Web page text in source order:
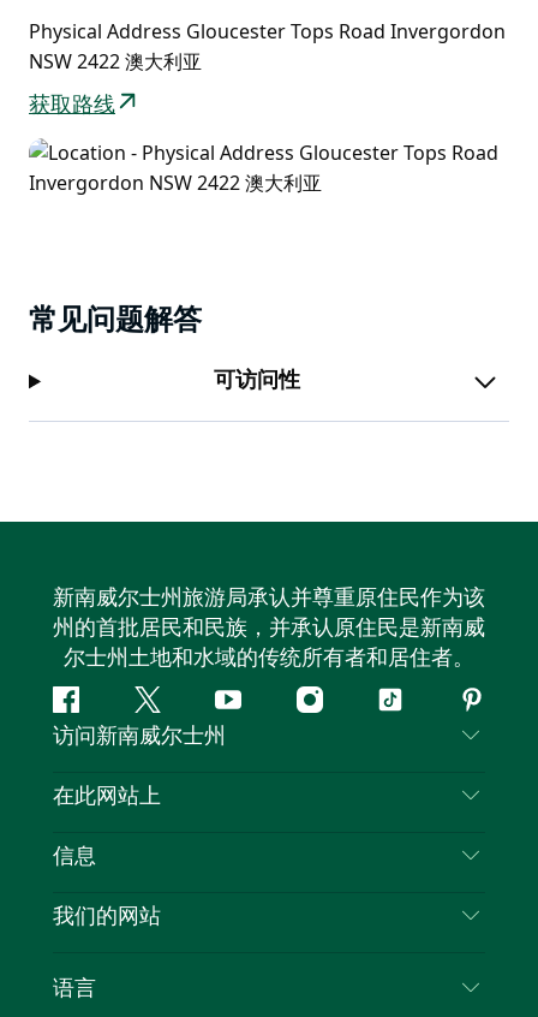
诱饵钓鱼
免费使用飞杆和卷线器
免费使用涉水棒和涉水器
Physical Address Gloucester Tops Road Invergordon
NSW 2422 澳大利亚
获取路线
常见问题解答
可访问性
新南威尔士州旅游局承认并尊重原住民作为该
州的首批居民和民族，并承认原住民是新南威
尔士州土地和水域的传统所有者和居住者。
Facebook叽
叽
喳
YouTubeInstagram
抖
访问新南威尔士州
联系我们
隐私
Cookie 通知
在此网站上
目的地
新南威尔士州公路旅行
活动
信息
旅行信息
新南威尔士州的商业
我们的网站
语言